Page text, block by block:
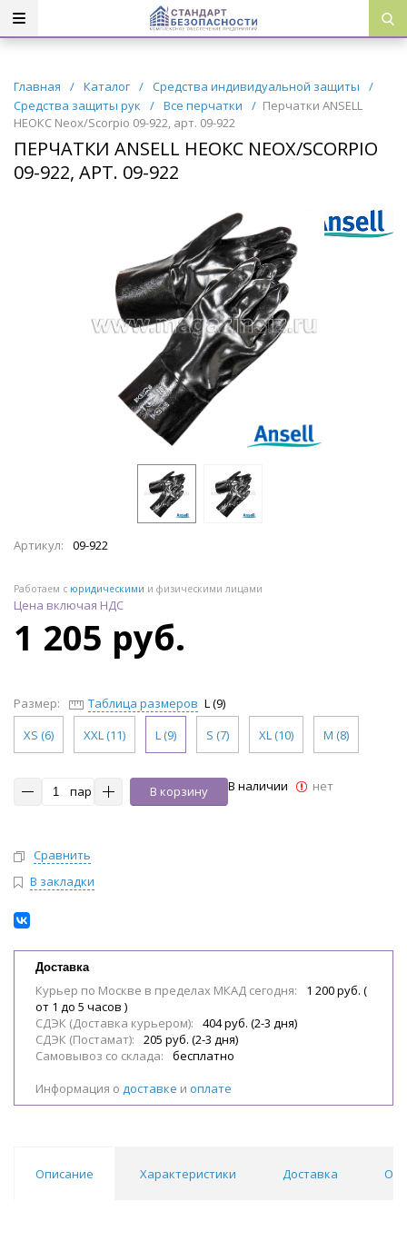
Главная / Каталог / Средства индивидуальной защиты
/
Средства защиты рук
/ Все перчатки / Перчатки ANSELL
НЕОКС Neox/Scorpio 09-922, арт. 09-922
ПЕРЧАТКИ ANSELL НЕОКС NEOX/SCORPIO
09-922, АРТ. 09-922
Артикул: 09-922
Работаем с юридическими и физическими лицами
Цена включая НДС
1 205 руб.
Размер: Таблица размеров L (9)
XS (6)
XXL (11) L (9) S (7) XL (10) M (8)
пар В корзину В наличии нет
Сравнить
В закладки
Доставка
Курьер по Москве в пределах МКАД сегодня:
1 200 руб. (
от 1 до 5 часов )
СДЭК (Доставка курьером):
404 руб. (2-3 дня)
СДЭК (Постамат):
205 руб. (2-3 дня)
Самовывоз со склада:
бесплатно
Информация о доставке и оплате
Описание Характеристики Доставка